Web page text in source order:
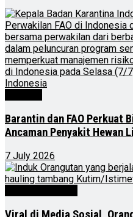
Barantin dan FAO Perkuat
Ancaman Penyakit Hewan
7 July 2026